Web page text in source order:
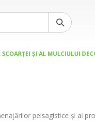
SCOARȚEI ȘI AL MULCIULUI
peisagistice și al